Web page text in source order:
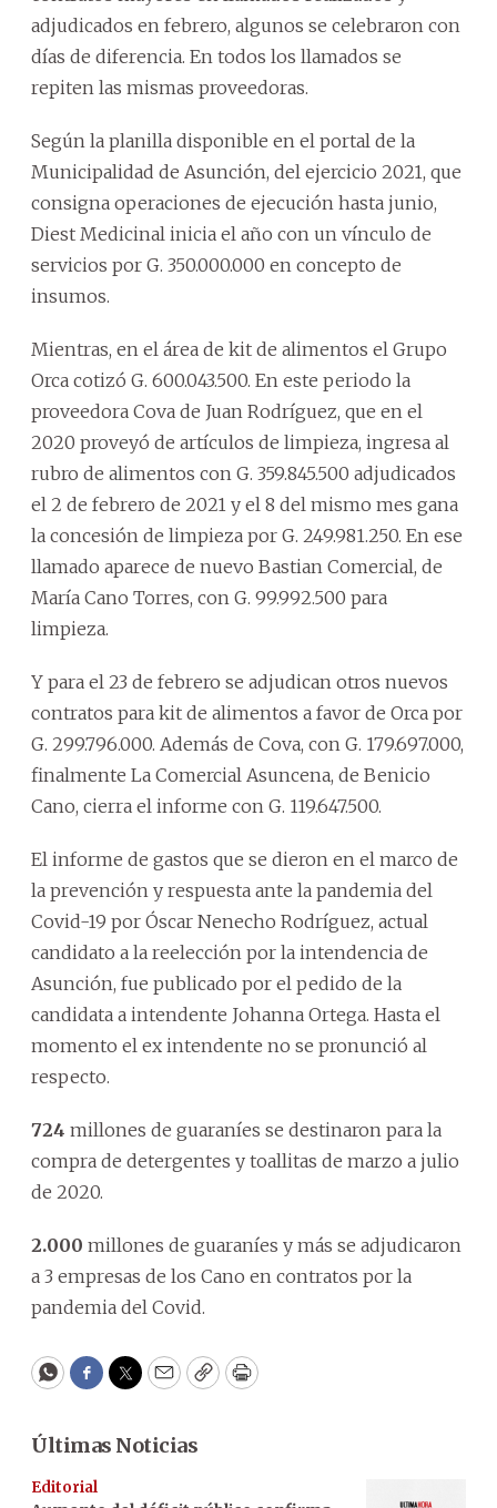
adjudicados en febrero, algunos se celebraron con
días de diferencia. En todos los llamados se
repiten las mismas proveedoras.
Según la planilla disponible en el portal de la
Municipalidad de Asunción, del ejercicio 2021, que
consigna operaciones de ejecución hasta junio,
Diest Medicinal inicia el año con un vínculo de
servicios por G. 350.000.000 en concepto de
insumos.
Mientras, en el área de kit de alimentos el Grupo
Orca cotizó G. 600.043.500. En este periodo la
proveedora Cova de Juan Rodríguez, que en el
2020 proveyó de artículos de limpieza, ingresa al
rubro de alimentos con G. 359.845.500 adjudicados
el 2 de febrero de 2021 y el 8 del mismo mes gana
la concesión de limpieza por G. 249.981.250. En ese
llamado aparece de nuevo Bastian Comercial, de
María Cano Torres, con G. 99.992.500 para
limpieza.
Y para el 23 de febrero se adjudican otros nuevos
contratos para kit de alimentos a favor de Orca por
G. 299.796.000. Además de Cova, con G. 179.697.000,
finalmente La Comercial Asuncena, de Benicio
Cano, cierra el informe con G. 119.647.500.
El informe de gastos que se dieron en el marco de
la prevención y respuesta ante la pandemia del
Covid-19 por Óscar Nenecho Rodríguez, actual
candidato a la reelección por la intendencia de
Asunción, fue publicado por el pedido de la
candidata a intendente Johanna Ortega. Hasta el
momento el ex intendente no se pronunció al
respecto.
724 millones de guaraníes se destinaron para la
compra de detergentes y toallitas de marzo a julio
de 2020.
2.000 millones de guaraníes y más se adjudicaron
a 3 empresas de los Cano en contratos por la
pandemia del Covid.
WhatsApp
Facebook
Twitter
EmailCopyPrint
Últimas Noticias
Editorial